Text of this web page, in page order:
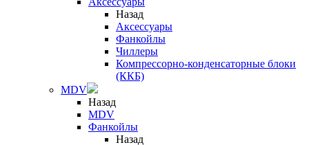
Назад
Аксессуары
Фанкойлы
Чиллеры
Компрессорно-конденсаторные блоки
(ККБ)
MDV
Назад
MDV
Фанкойлы
Назад